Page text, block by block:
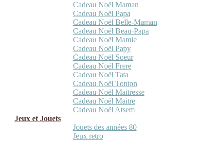
Cadeau Noël Maman
Cadeau Noël Papa
Cadeau Noël Belle-Maman
Cadeau Noël Beau-Papa
Cadeau Noël Mamie
Cadeau Noël Papy
Cadeau Noël Soeur
Cadeau Noël Frere
Cadeau Noël Tata
Cadeau Noël Tonton
Cadeau Noël Maitresse
Cadeau Noël Maitre
Cadeau Noël Atsem
Jeux et Jouets
Jouets des années 80
Jeux retro